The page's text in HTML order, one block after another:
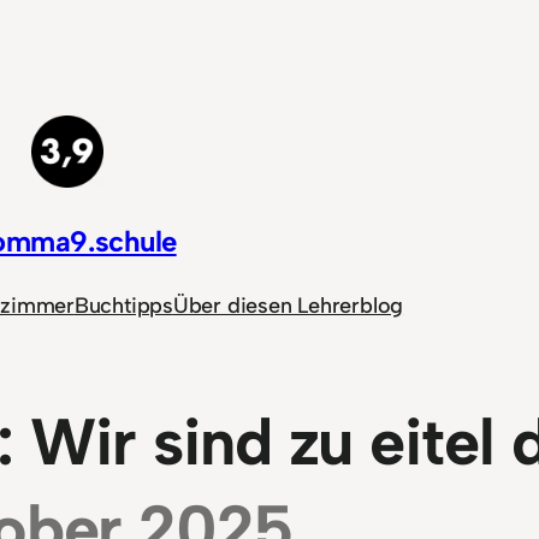
BuchtippsÜber diesen Lehrerblog
Wir sind zu eitel